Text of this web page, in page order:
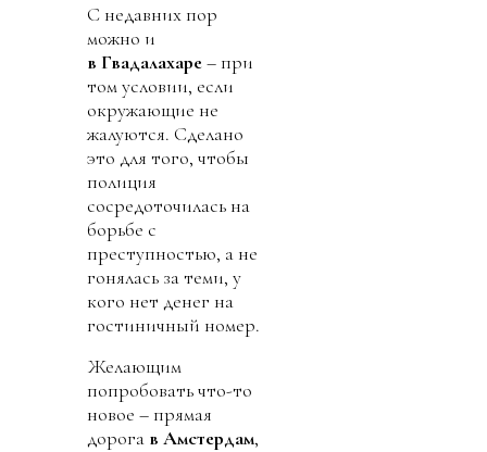
С недавних пор
можно и
в Гвадалахаре– при
том условии, если
окружающие не
жалуются. Сделано
это для того, чтобы
полиция
сосредоточилась на
борьбе с
преступностью, а не
гонялась за теми, у
кого нет денег на
гостиничный номер.
Желающим
попробовать что-то
новое – прямая
дорога в Амстердам,